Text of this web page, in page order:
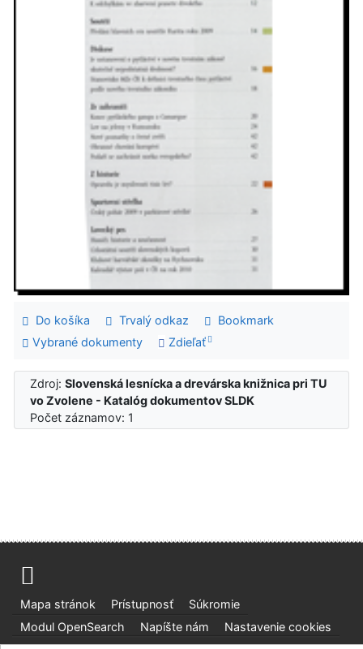
Do košíka Trvalý odkaz
Bookmark
Vybrané dokumenty
Zdieľať
Zdroj:Slovenská lesnícka a drevárska knižnica pri TU
vo Zvolene - Katalóg dokumentov SLDK
Počet záznamov: 1
Mapa stránok Prístupnosť
Súkromie
Modul OpenSearch
Napíšte nám Nastavenie cookies